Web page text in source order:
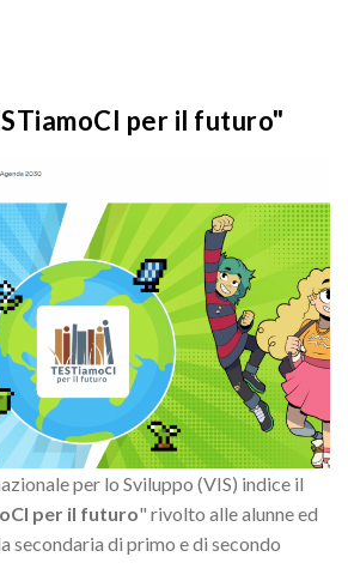
per il futuro"
per lo Sviluppo (VIS) indice il
per il futuro" rivolto alle alunne ed
secondaria di primo e di secondo